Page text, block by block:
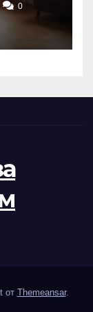
0
от Themeansar.